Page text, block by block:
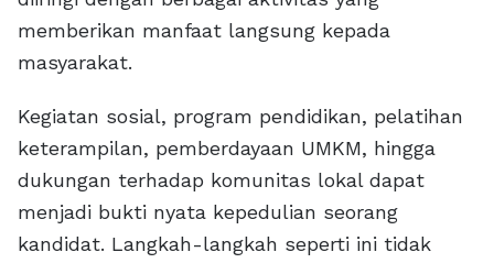
memberikan manfaat langsung kepada
masyarakat.
Kegiatan sosial, program pendidikan, pelatihan
keterampilan, pemberdayaan UMKM, hingga
dukungan terhadap komunitas lokal dapat
menjadi bukti nyata kepedulian seorang
kandidat. Langkah-langkah seperti ini tidak